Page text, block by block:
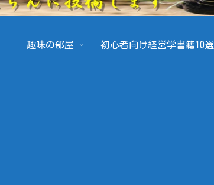
趣味の部屋 初心者向け経営学書籍10選